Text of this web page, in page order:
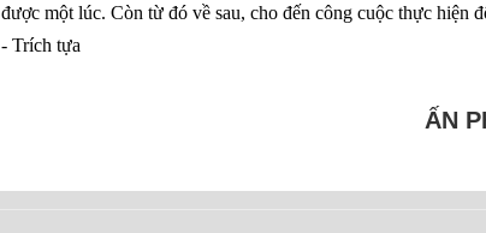
được một lúc. Còn từ đó về sau, cho đến công cuộc thực hiện
- Trích tựa
ẤN